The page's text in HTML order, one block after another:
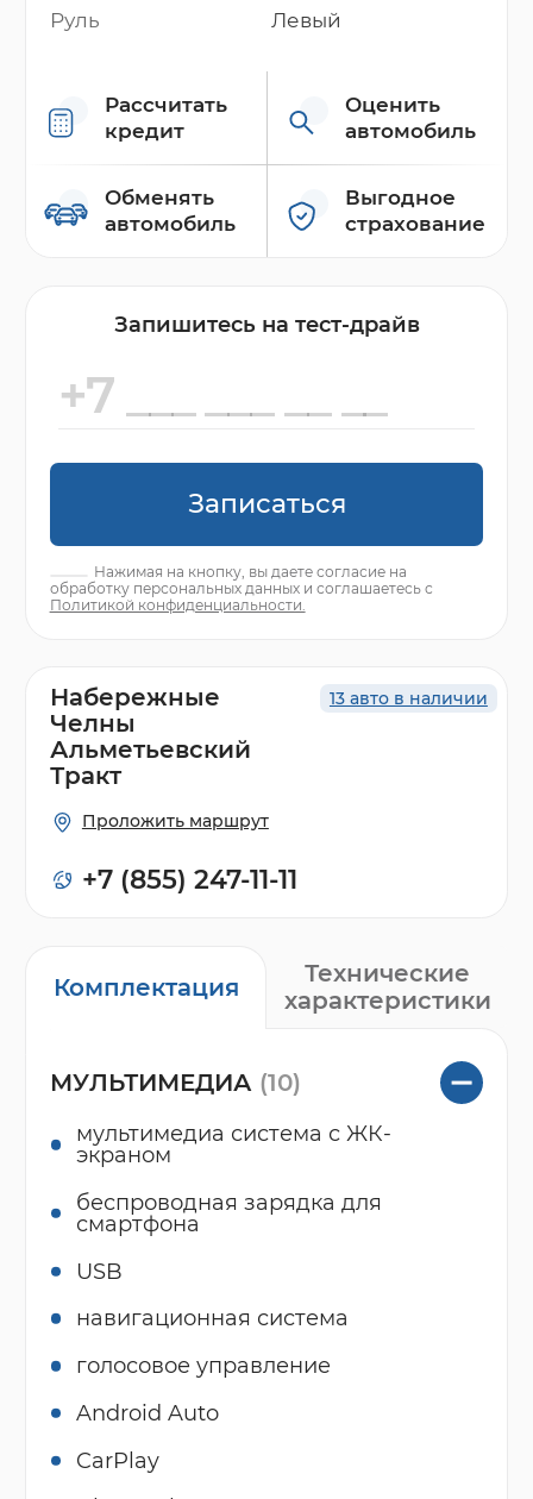
Руль
Левый
Рассчитать
кредит
Оценить
автомобиль
Обменять
автомобиль
Выгодное
страхование
Запишитесь на тест-драйв
Записаться
Нажимая на кнопку, вы даете согласие на
обработку персональных данных и соглашаетесь с
Политикой конфиденциальности.
Комплектация
Технические
характеристики
МУЛЬТИМЕДИА (10)
мультимедиа система с ЖК-
экраном
беспроводная зарядка для
смартфона
USB
навигационная система
голосовое управление
Android Auto
CarPlay
13 авто в наличии
Набережные
Челны
Альметьевский
Тракт
Проложить маршрут
+7 (855) 247-11-11